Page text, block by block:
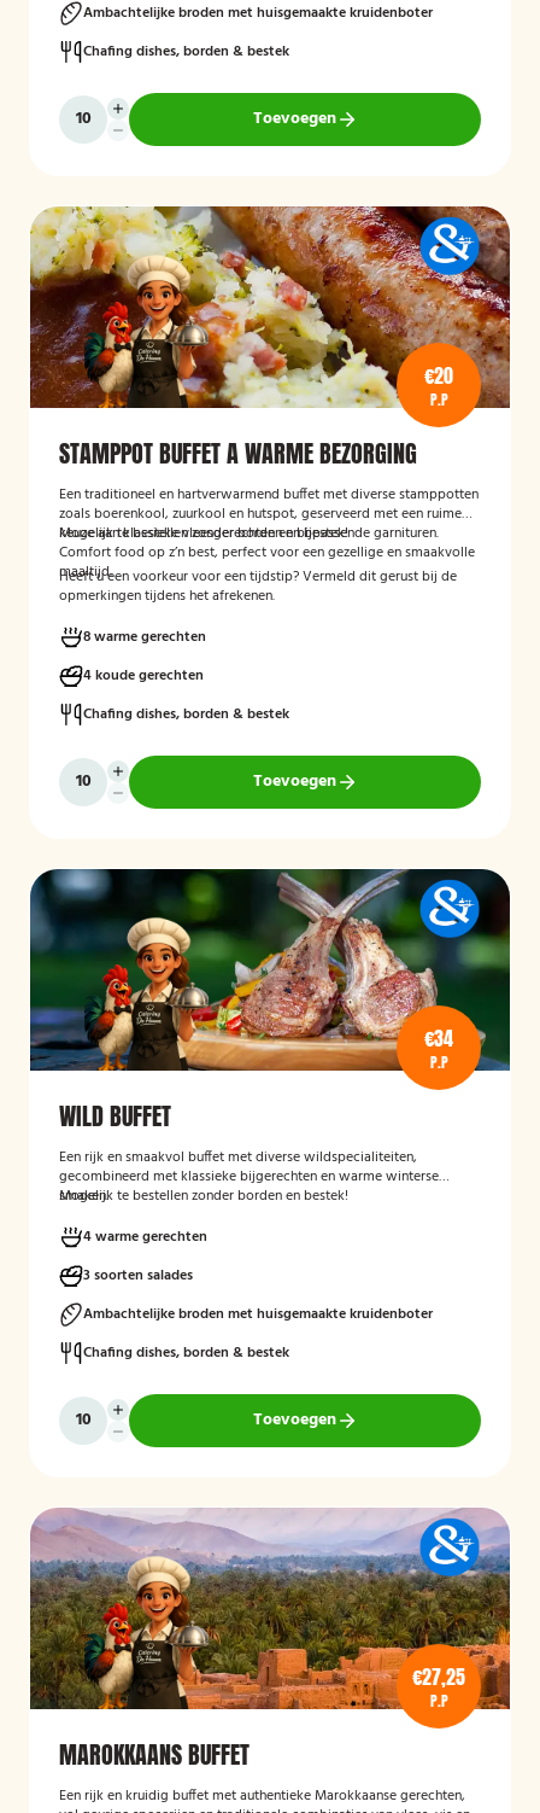
Ambachtelijke broden met huisgemaakte kruidenboter
Chafing dishes, borden & bestek
Toevoegen
€20
P.P
STAMPPOT BUFFET A WARME BEZORGING
Een traditioneel en hartverwarmend buffet met diverse stamppotten
zoals boerenkool, zuurkool en hutspot, geserveerd met een ruime
keuze aan klassieke vleesgerechten en bijpassende garnituren.
Comfort food op z’n best, perfect voor een gezellige en smaakvolle
maaltijd.
Mogelijk te bestellen zonder borden en bestek!
Heeft u een voorkeur voor een tijdstip? Vermeld dit gerust bij de
opmerkingen tijdens het afrekenen.
8 warme gerechten
4 koude gerechten
Chafing dishes, borden & bestek
Toevoegen
€34
P.P
WILD BUFFET
Een rijk en smaakvol buffet met diverse wildspecialiteiten,
gecombineerd met klassieke bijgerechten en warme winterse
smaken.
Mogelijk te bestellen zonder borden en bestek!
4 warme gerechten
3 soorten salades
Ambachtelijke broden met huisgemaakte kruidenboter
Chafing dishes, borden & bestek
Toevoegen
€27,25
P.P
MAROKKAANS BUFFET
Een rijk en kruidig buffet met authentieke Marokkaanse gerechten,